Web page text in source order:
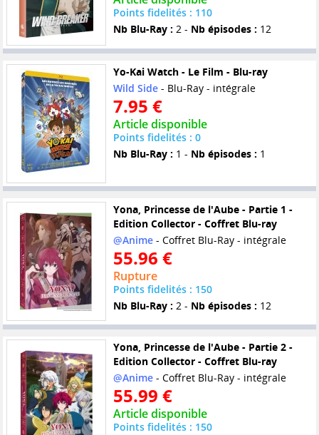
Points fidelités : 110
Nb Blu-Ray : 2 - Nb épisodes : 12
Yo-Kai Watch - Le Film - Blu-ray
Wild Side- Blu-Ray - intégrale
7.95 €
Article disponible
Points fidelités : 0
Nb Blu-Ray : 1 - Nb épisodes : 1
Yona, Princesse de l'Aube - Partie 1 -
Edition Collector - Coffret Blu-ray
@Anime- Coffret Blu-Ray - intégrale
55.96 €
Rupture
Points fidelités : 150
Nb Blu-Ray : 2 - Nb épisodes : 12
Yona, Princesse de l'Aube - Partie 2 -
Edition Collector - Coffret Blu-ray
@Anime- Coffret Blu-Ray - intégrale
55.99 €
Article disponible
Points fidelités : 150